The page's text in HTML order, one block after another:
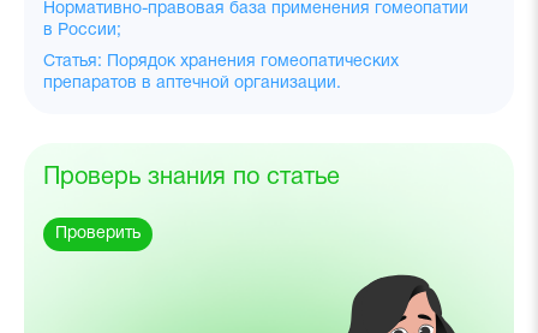
Нормативно-правовая база применения гомеопатии
в России;
Статья: Порядок хранения гомеопатических
препаратов в аптечной организации.
Проверь знания по статье
Проверить